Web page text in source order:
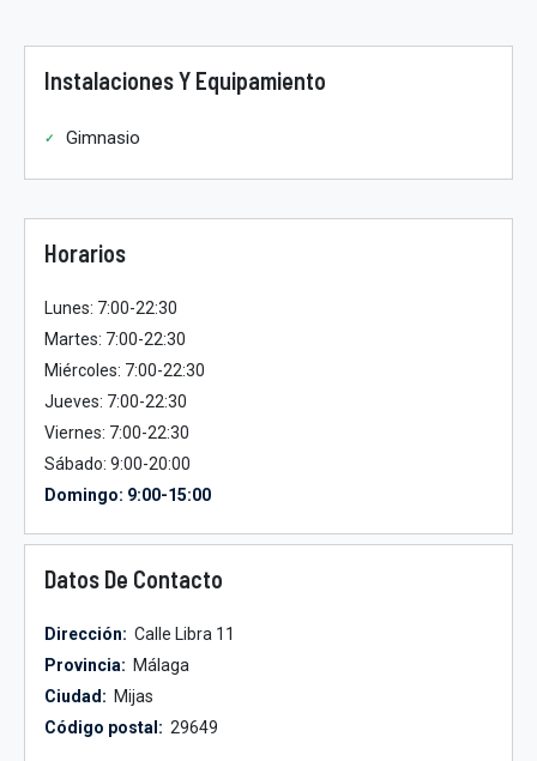
Instalaciones Y Equipamiento
Gimnasio
Horarios
Lunes: 7:00-22:30
Martes: 7:00-22:30
Miércoles: 7:00-22:30
Jueves: 7:00-22:30
Viernes: 7:00-22:30
Sábado: 9:00-20:00
Domingo: 9:00-15:00
Datos De Contacto
Dirección: Calle Libra 11
Provincia: Málaga
Ciudad: Mijas
Código postal: 29649